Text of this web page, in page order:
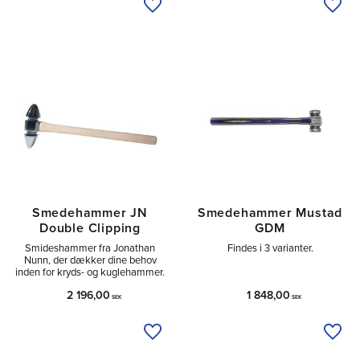
Tilføj til ønskeliste
Smedehammer JN
Double Clipping
Smideshammer fra Jonathan
Nunn, der dækker dine behov
inden for kryds- og kuglehammer.
2 196,00 SEK
Tilføj til ønskeliste
Smedehammer Mustad
GDM
Findes i 3 varianter.
1 848,00 SEK